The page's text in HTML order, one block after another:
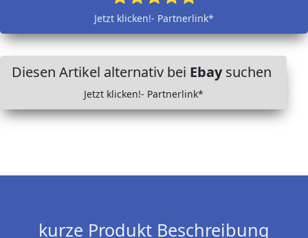
Jetzt klicken!- Partnerlink*
Diesen Artikel alternativ bei Ebaysuchen
Jetzt klicken!- Partnerlink*
kurze Produkt Beschreibung